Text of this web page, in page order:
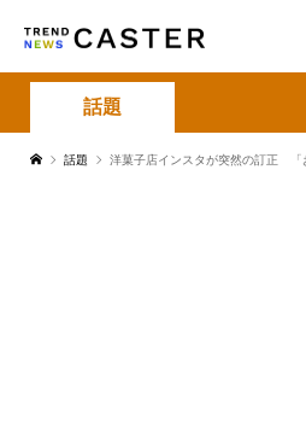
話題
話題 洋菓子店インスタが突然の訂正 「